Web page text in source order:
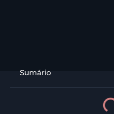
Sumário